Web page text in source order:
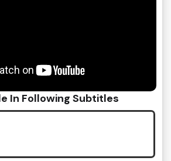
In Following Subtitles